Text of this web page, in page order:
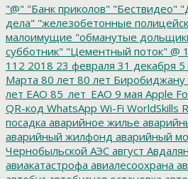
"@" "Банк приколов" "Бествидео"
дела" "железобетонные
малоимущие "обманутые
субботник" "Цементный поток" @
112 2018 23 февраля 31 декабря 5
Марта 80 лет 80 лет Биробиджану
лет ЕАО 85_лет_ЕАО 9 мая Apple
QR-код WhatsApp Wi-Fi WorldSkills
посадка аварийное жилье
аварийный жилфонд аварийный
Чернобыльской АЭС август Авдалян
авиакатастрофа авиалесоохрана